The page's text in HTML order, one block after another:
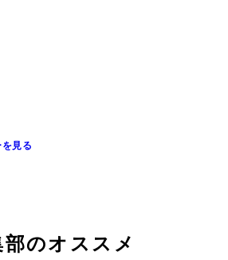
見る
部のオススメ